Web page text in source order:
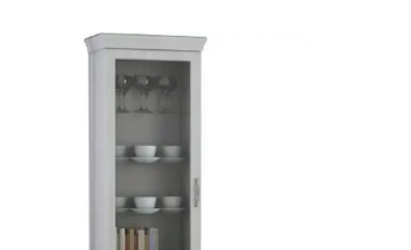
KWD1SZ2
112328